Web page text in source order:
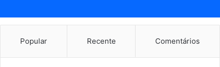
Popular Recente Comentários